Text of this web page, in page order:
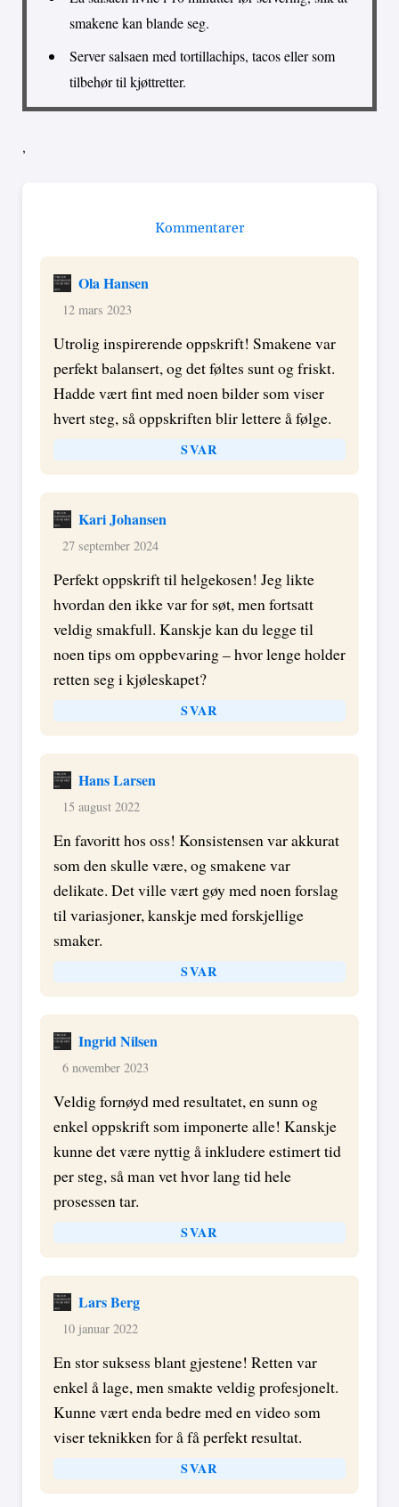
smakene kan blande seg.
Server salsaen med tortillachips, tacos eller som
tilbehør til kjøttretter.
,
Kommentarer
Ola Hansen
12 mars 2023
Utrolig inspirerende oppskrift! Smakene var
perfekt balansert, og det føltes sunt og friskt.
Hadde vært fint med noen bilder som viser
hvert steg, så oppskriften blir lettere å følge.
SVAR
Kari Johansen
27 september 2024
Perfekt oppskrift til helgekosen! Jeg likte
hvordan den ikke var for søt, men fortsatt
veldig smakfull. Kanskje kan du legge til
noen tips om oppbevaring – hvor lenge holder
retten seg i kjøleskapet?
SVAR
Hans Larsen
15 august 2022
En favoritt hos oss! Konsistensen var akkurat
som den skulle være, og smakene var
delikate. Det ville vært gøy med noen forslag
til variasjoner, kanskje med forskjellige
smaker.
SVAR
Ingrid Nilsen
6 november 2023
Veldig fornøyd med resultatet, en sunn og
enkel oppskrift som imponerte alle! Kanskje
kunne det være nyttig å inkludere estimert tid
per steg, så man vet hvor lang tid hele
prosessen tar.
SVAR
Lars Berg
10 januar 2022
En stor suksess blant gjestene! Retten var
enkel å lage, men smakte veldig profesjonelt.
Kunne vært enda bedre med en video som
viser teknikken for å få perfekt resultat.
SVAR